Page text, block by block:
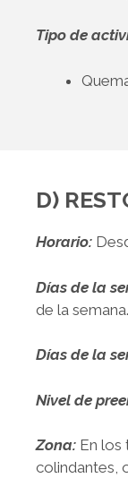
Tipo de
D)
Horario:
Días de la
de la semana.
Días de la
Nivel de
Zona: En los
colindantes,